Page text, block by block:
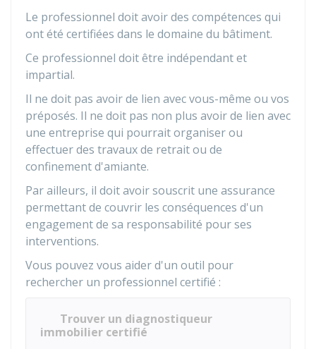
Le professionnel doit avoir des compétences qui
ont été certifiées dans le domaine du bâtiment.
Ce professionnel doit être indépendant et
impartial.
Il ne doit pas avoir de lien avec vous-même ou vos
préposés. Il ne doit pas non plus avoir de lien avec
une entreprise qui pourrait organiser ou
effectuer des travaux de retrait ou de
confinement d'amiante.
Par ailleurs, il doit avoir souscrit une assurance
permettant de couvrir les conséquences d'un
engagement de sa responsabilité pour ses
interventions.
Vous pouvez vous aider d'un outil pour
rechercher un professionnel certifié :
Trouver un diagnostiqueur
immobilier certifié